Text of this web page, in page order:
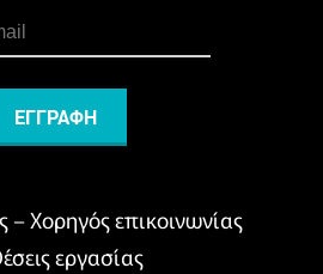
– Χορηγός επικοινωνίας
εργασίας